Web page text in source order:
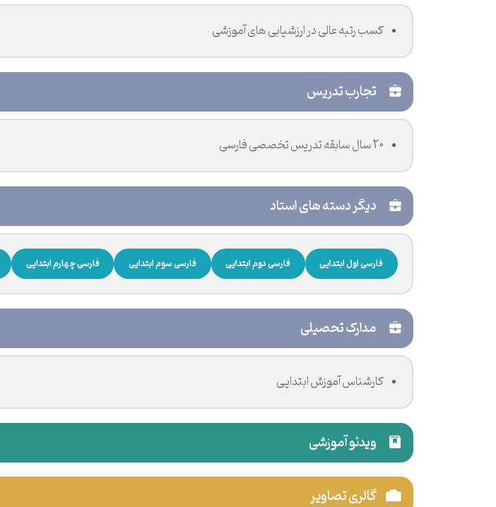
کسب رتبه عالی در ارزشیابی های آموزشی
تجارب تدریس
20 سال سابقه تدریس تخصصی فارسی
دیگر دسته های استاد
فارسی اول ابتدایی فارسی دوم ابتدایی فارسی سوم ابتدایی فارسی چهارم ابتدایی
مدارک تحصیلی
کارشناس آموزش ابتدایی
ویدئو آموزشی
گالری تصاویر